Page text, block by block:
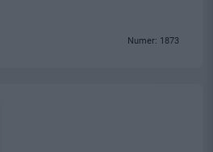
Numer: 1873